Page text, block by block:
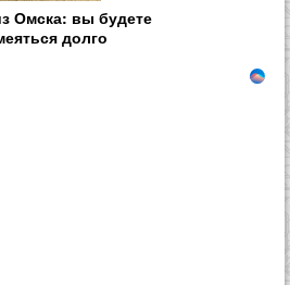
Омска: вы будете
долго